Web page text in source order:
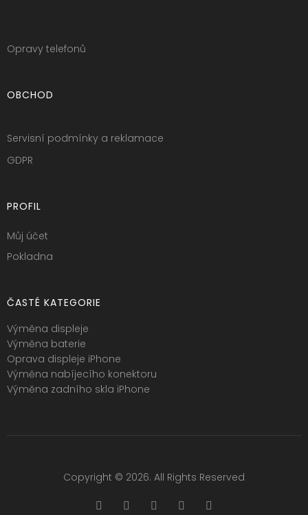
Opravy telefonů
OBCHOD
Servisní podmínky a reklamace
GDPR
PROFIL
Můj účet
Pokladna
ČASTÉ KATEGORIE
Výměna displeje
Výměna baterie
Oprava displeje iPhone
Výměna nabíjecího konektoru
Výměna zadního skla iPhone
Copyright © 2026. All Rights Reserved